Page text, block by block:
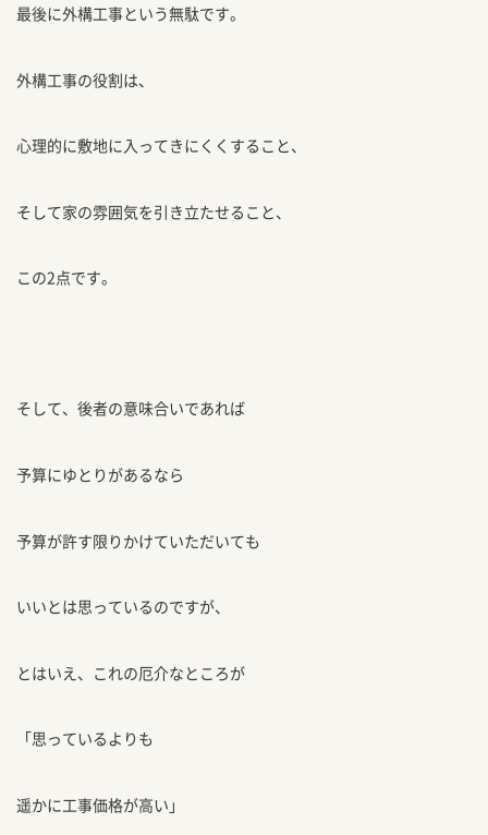
最後に外構工事という無駄です。
外構工事の役割は、
心理的に敷地に入ってきにくくすること、
そして家の雰囲気を引き立たせること、
この2点です。
そして、後者の意味合いであれば
予算にゆとりがあるなら
予算が許す限りかけていただいても
いいとは思っているのですが、
とはいえ、これの厄介なところが
「思っているよりも
遥かに工事価格が高い」